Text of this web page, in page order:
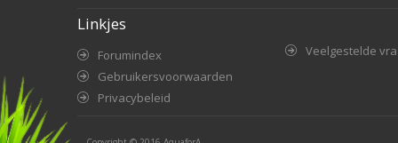
Linkjes
Forumindex
Gebruikersvoorwaarden
Privacybeleid
Veelgestelde